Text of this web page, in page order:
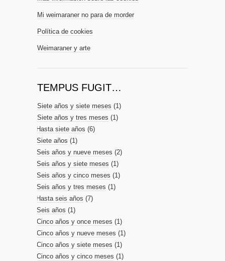
Mi weimaraner no para de morder
Política de cookies
Weimaraner y arte
TEMPUS FUGIT…
Siete años y siete meses (1)
Siete años y tres meses (1)
Hasta siete años (6)
Siete años (1)
Seis años y nueve meses (2)
Seis años y siete meses (1)
Seis años y cinco meses (1)
Seis años y tres meses (1)
Hasta seis años (7)
Seis años (1)
Cinco años y once meses (1)
Cinco años y nueve meses (1)
Cinco años y siete meses (1)
Cinco años y cinco meses (1)